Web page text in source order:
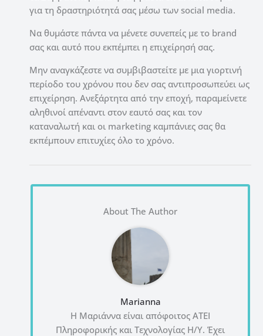
για τη δραστηριότητά σας μέσω των social media.
Nα θυμάστε πάντα να μένετε συνεπείς με το brand
σας και αυτό που εκπέμπει η επιχείρησή σας.
Μην αναγκάζεστε να συμβιβαστείτε με μια γιορτινή
περίοδο του χρόνου που δεν σας αντιπροσωπεύει ως
επιχείρηση. Ανεξάρτητα από την εποχή, παραμείνετε
αληθινοί απέναντι στον εαυτό σας και τον
καταναλωτή και οι marketing καμπάνιες σας θα
εκπέμπουν επιτυχίες όλο το χρόνο.
About The Author
Marianna
Η Μαριάννα είναι απόφοιτος ΑΤΕΙ
Πληροφορικής και Τεχνολογίας Η/Υ. Έχει